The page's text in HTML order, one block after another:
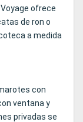
ofrece
de ron o
a medida
con
ventana y
privadas se